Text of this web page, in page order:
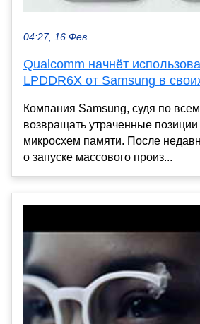
04:27, 16 Фев
Qualcomm начнёт
LPDDR6X от Samsung в
Компания Samsung, судя по
возвращать утраченные
микросхем памяти. После
о запуске массового произ...